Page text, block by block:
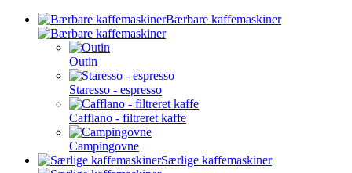
Bærbare kaffemaskiner
Outin
Staresso - espresso
Cafflano - filtreret kaffe
Campingovne
Særlige kaffemaskiner